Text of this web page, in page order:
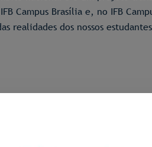
Campus Brasília e, no IFB
realidades dos nossos
a presença negra na
e fazendo entender a esses
da rotina acadêmica, e